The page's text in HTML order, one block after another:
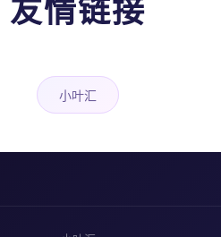
小叶汇